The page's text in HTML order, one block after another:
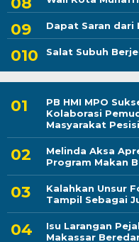
Dapat Saran dari
Salat Subuh
PB HMI MPO
Kolaborasi
Masyarakat
Melinda Aksa
Program Makan
Kalahkan Unsur
Tampil Sebagai
Isu Larangan
Makassar